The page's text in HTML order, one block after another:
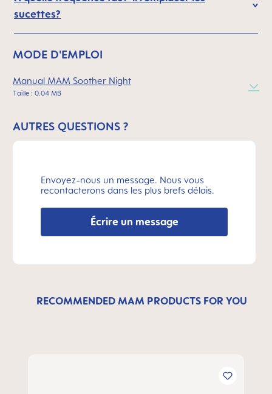
sucettes?
MODE D'EMPLOI
Manual MAM Soother Night
Taille : 0.04 MB
AUTRES QUESTIONS ?
Envoyez-nous un message. Nous vous
recontacterons dans les plus brefs délais.
Écrire un message
RECOMMENDED MAM PRODUCTS FOR YOU